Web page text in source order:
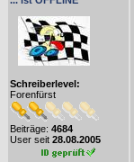
Schreiberlevel:
Forenfürst
Beiträge: 4684
User seit 28.08.2005